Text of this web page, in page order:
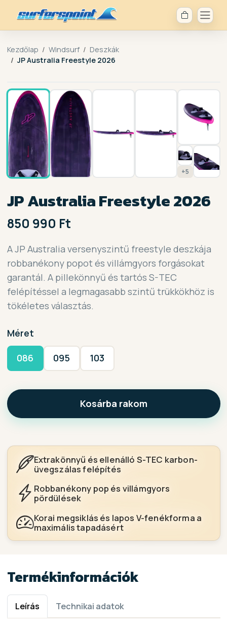
Kezdőlap Windsurf
Deszkák
JP Australia Freestyle 2026
+5
JP Australia Freestyle 2026
850 990 Ft
A JP Australia versenyszintű freestyle deszkája
robbanékony popot és villámgyors forgásokat
garantál. A pillekönnyű és tartós S-TEC
felépítéssel a legmagasabb szintű trükkökhöz is
tökéletes választás.
Méret
086 095 103
Kosárba rakom
Extrakönnyű és ellenálló S-TEC karbon-
üvegszálas felépítés
Robbanékony pop és villámgyors
pördülések
Korai megsiklás és lapos V-fenékforma a
maximális tapadásért
Termékinformációk
Leírás Technikai adatok